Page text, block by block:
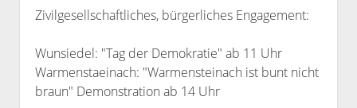
Zivilgesellschaftliches, bürgerliches Engagement:
Wunsiedel: "Tag der Demokratie" ab 11 Uhr
Warmenstaeinach: "Warmensteinach ist bunt nicht
braun" Demonstration ab 14 Uhr